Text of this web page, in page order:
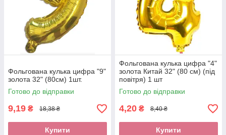
Фольгована кулька цифра "9"
золота 32" (80см) 1шт.
Готово до відправки
9,19 ₴ 18,38 ₴
Купити
Фольгована кулька цифра "4"
золота Китай 32" (80 см) (під
повітря) 1 шт
Готово до відправки
4,20 ₴ 8,40 ₴
Купити